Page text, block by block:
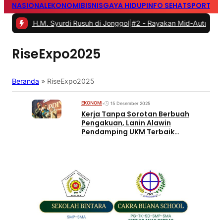
NASIONALEKONOMIBISNISGAYA HIDUPINFO SEHATSPORTS
Syurdi Rusuh di Jonggol|#2 -Rayakan Mid-Autumn Festival
RiseExpo2025
Beranda » RiseExpo2025
EKONOMI• 15 Desember 2025
Kerja Tanpa Sorotan Berbuah
Pengakuan, Lanin Alawin
Pendamping UKM Terbaik